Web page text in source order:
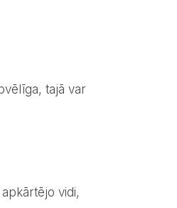
tajā var
vidi,